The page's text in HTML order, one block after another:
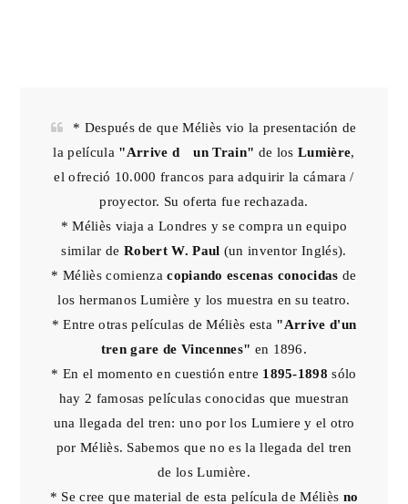
* Después de que Méliès vio la presentación de
la película "Arrive d´un Train" de los Lumière
el ofreció 10.000 francos para adquirir la cámara /
proyector. Su oferta fue rechazada.
* Méliès viaja a Londres y se compra un equipo
similar de Robert W. Paul (un inventor Inglés).
* Méliès comienzacopiando escenas conocidas de
los hermanos Lumière y los muestra en su teatro.
* Entre otras películas de Méliès esta "Arrive d'un
tren gare de Vincennes" en 1896.
* En el momento en cuestión entre 1895-1898 sólo
hay 2 famosas películas conocidas que muestran
una llegada del tren: uno por los Lumiere y el otro
por Méliès. Sabemos que no es la llegada del tren
de los Lumière.
* Se cree que material de esta película de Méliès no